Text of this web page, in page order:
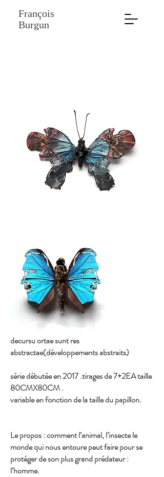
François
Burgun
decursu ortae sunt res
abstractae(développements abstraits)
série débutée en 2017 .tirages de 7+2EA taille
80CMX80CM .
variable en fonction de la taille du papillon.
Le propos : comment l’animal, l’insecte le
monde qui nous entoure peut faire pour se
protéger de son plus grand prédateur :
l’homme.